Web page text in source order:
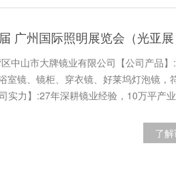
中山市大牌镜业有限公司【公司产品】:
室镜、镜柜、穿衣镜、好莱坞灯泡镜，
实力】:27年深耕镜业经验，10万平产
了